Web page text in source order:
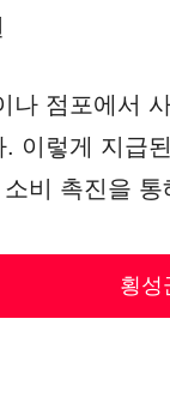
나 점포에서
이렇게 지급
비 촉진을
횡성